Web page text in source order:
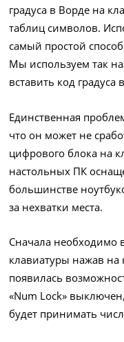
градуса в Ворде на
таблиц символов.
самый простой
Мы используем так
вставить код градуса
Единственная
что он может не
цифрового блока на
настольных ПК
большинстве
за нехватки места.
Сначала необходимо
клавиатуры нажав на
появилась
«Num Lock»
будет принимать